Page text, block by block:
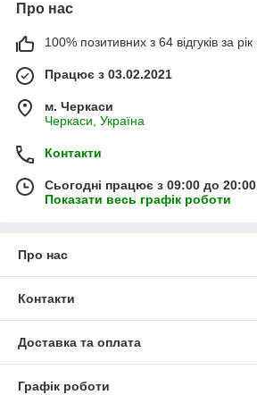
Про нас
100% позитивних з 64 відгуків за рік
Працює з 03.02.2021
м. Черкаси
Черкаси, Україна
Контакти
Сьогодні працює з 09:00 до 20:00
Показати весь графік роботи
Про нас
Контакти
Доставка та оплата
Графік роботи